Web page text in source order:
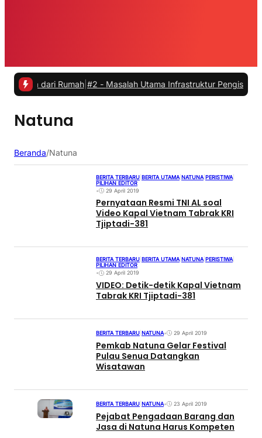
dari Rumah| #2 -Masalah Utama Infrastruktur Pengisian Daya
Natuna
Beranda/Natuna
BERITA TERBARU BERITA UTAMA NATUNA PERISTIWA
PILIHAN EDITOR
•
29 April 2019
Pernyataan Resmi TNI AL soal
Video Kapal Vietnam Tabrak KRI
Tjiptadi-381
BERITA TERBARU BERITA UTAMA| NATUNA| PERISTIWA|
PILIHAN EDITOR
•
29 April 2019
VIDEO: Detik-detik Kapal Vietnam
Tabrak KRI Tjiptadi-381
BERITA TERBARU NATUNA• 29 April 2019
Pemkab Natuna Gelar Festival
Pulau Senua Datangkan
Wisatawan
BERITA TERBARU NATUNA• 23 April 2019
Pejabat Pengadaan Barang dan
Jasa di Natuna Harus Kompeten